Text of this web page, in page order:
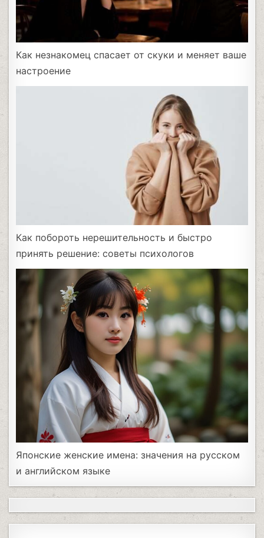
Как незнакомец спасает от скуки и меняет ваше
настроение
Как побороть нерешительность и быстро
принять решение: советы психологов
Японские женские имена: значения на русском
и английском языке